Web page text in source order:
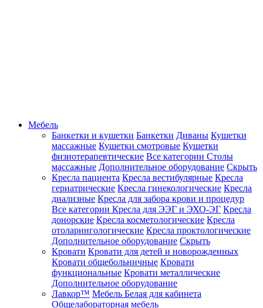
Мебель
Банкетки и кушетки Банкетки Диваны Кушетки
массажные Кушетки смотровые Кушетки
физиотерапевтические Все категории Столы
массажные Дополнительное оборудование Скрыть
Кресла пациента Кресла вестибулярные Кресла
гериатрические Кресла гинекологические Кресла
диализные Кресла для забора крови и процедур
Все категории Кресла для ЭЭГ и ЭХО-ЭГ Кресла
донорские Кресла косметологические Кресла
отоларингологические Кресла проктологические
Дополнительное оборудование Скрыть
Кровати Кровати для детей и новорожденных
Кровати общебольничные Кровати
функциональные Кровати металлические
Дополнительное оборудование
Лавкор™ Мебель Белая для кабинета
Общелабораторная мебель